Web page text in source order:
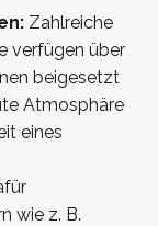
Zahlreiche
verfügen über
beigesetzt
Atmosphäre
eines
wie z. B.